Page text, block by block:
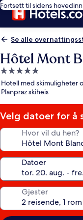
Fortsett til sidens
Se alle
Hôtel Mont
Overnattingssted
med
5.0
stjerner
Hotell med skimuligheter
Planpraz skiheis
Velg datoer for å
Hvor vil du hen?
Datoer
Gjester